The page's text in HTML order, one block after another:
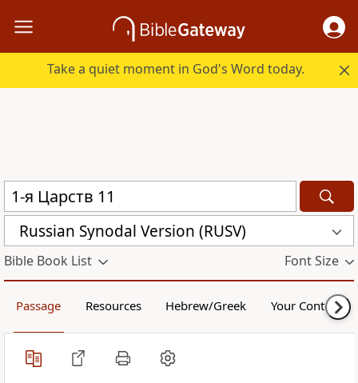
Take a quiet moment in God's Word today.
Russian Synodal Version (RUSV)
Bible Book List Font Size
Passage Resources Hebrew/Greek Your Content